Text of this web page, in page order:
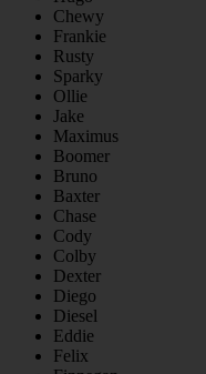
Chewy
Frankie
Rusty
Sparky
Ollie
Jake
Maximus
Boomer
Bruno
Baxter
Chase
Cody
Colby
Dexter
Diego
Diesel
Eddie
Felix